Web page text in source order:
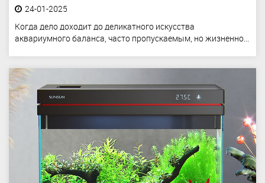
24-01-2025
Когда дело доходит до деликатного искусства
аквариумного баланса, часто пропускаемым, но жизненно...